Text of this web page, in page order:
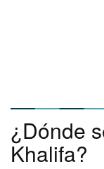
¿Dónde
Khalifa?